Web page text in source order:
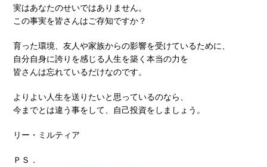
実はあなたのせいではありません。
この事実を皆さんはご存知ですか？
育った環境、友人や家族からの影響を受けているために、
自分自身に誇りを感じる人生を築く本当の力を
皆さんは忘れているだけなのです。
よりよい人生を送りたいと思っているのなら、
今までとは違う事をして、自己投資をしましょう。
リー・ミルティア
ＰＳ．